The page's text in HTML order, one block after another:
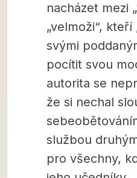
nacházet mezi
„velmoži“, kteří
svými
pocítit svou
autorita se
že si nechal
službou
pro všechny,